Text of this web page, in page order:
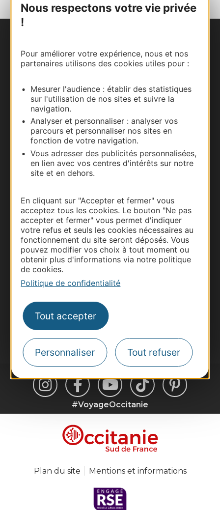
Nous respectons votre vie privée
!
Pour améliorer votre expérience, nous et nos
partenaires utilisons des cookies utiles pour :
Mesurer l'audience : établir des statistiques
sur l'utilisation de nos sites et suivre la
navigation.
Analyser et personnaliser : analyser vos
parcours et personnaliser nos sites en
fonction de votre navigation.
Vous adresser des publicités personnalisées,
en lien avec vos centres d'intérêts sur notre
site et en dehors.
En cliquant sur "Accepter et fermer" vous
acceptez tous les cookies. Le bouton "Ne pas
accepter et fermer" vous permet d'indiquer
votre refus et seuls les cookies nécessaires au
fonctionnement du site seront déposés. Vous
pouvez modifier vos choix à tout moment ou
obtenir plus d'informations via notre politique
de cookies.
Politique de confidentialité
Tout accepter
Personnaliser Tout refuser
Carte interactive
Documentation
Thermalisme
Business/Mice
Pros d'Occitanie
Site presse et d'influence
Voyagistes
Destination Sport
Inscrivez-vous à la lettre d'information
Destination Occitanie pour recevoir des
suggestions de séjours, de visites et de sorties.
#VoyageOccitanie
Plan du site Mentions et informations